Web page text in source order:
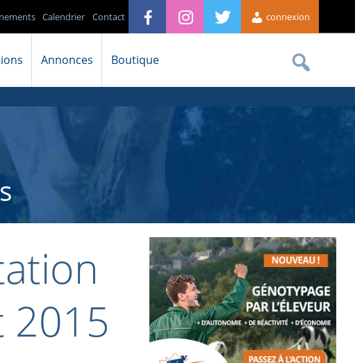
connexion
Contact
Calendrier
Annonces Boutique
2015